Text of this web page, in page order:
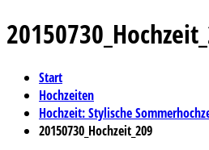
Start
Hochzeiten
Hochzeit: Stylische
20150730_Hochzeit_209